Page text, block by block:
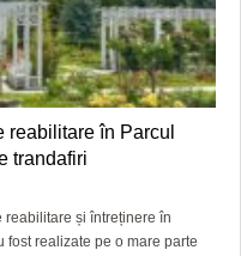
reabilitare în Parcul
trandafiri
și întreținere în
fost realizate pe o mare parte